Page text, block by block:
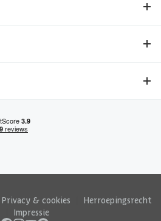
Privacy & cookies
Herroepingsrecht
Impressie